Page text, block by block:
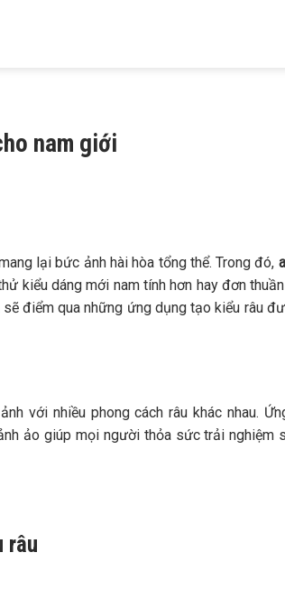
nam giới
lại bức ảnh hài hòa tổng thể. Trong đó,
kiểu dáng mới nam tính hơn hay đơn
sẽ điểm qua những ứng dụng tạo kiểu râu
với nhiều phong cách râu khác nhau.
ảo giúp mọi người thỏa sức trải nghiệm
râu